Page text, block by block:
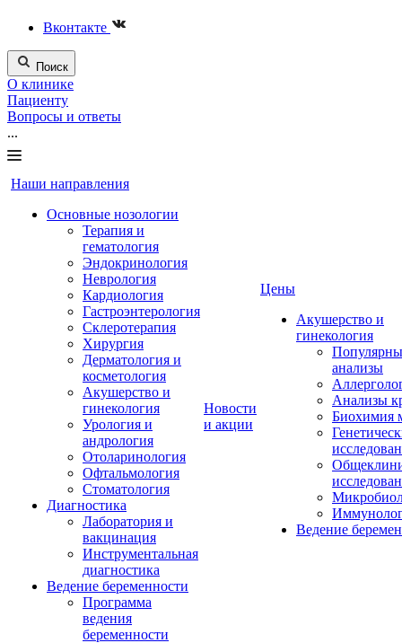
Вконтакте
Поиск
О клинике
Пациенту
Вопросы и ответы
...
Наши направления
Основные нозологии
Терапия и
гематология
Эндокринология
Неврология
Кардиология
Гастроэнтерология
Склеротерапия
Хирургия
Дерматология и
косметология
Акушерство и
гинекология
Урология и
андрология
Отоларинология
Офтальмология
Стоматология
Диагностика
Лаборатория и
вакцинация
Инструментальная
диагностика
Ведение беременности
Программа
ведения
беременности
Новости
и акции
Цены
Акушерство и
гинекология
анализы
Анализы
Биохимия
Ведение